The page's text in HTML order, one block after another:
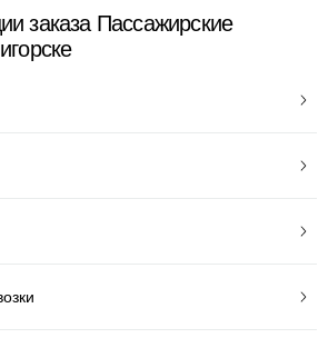
заказа Пассажирские